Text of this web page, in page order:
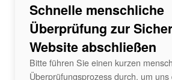
Schnelle menschliche
Überprüfung zur
Website abschließen
Bitte führen Sie einen kurzen
Überprüfungsprozess durch, um